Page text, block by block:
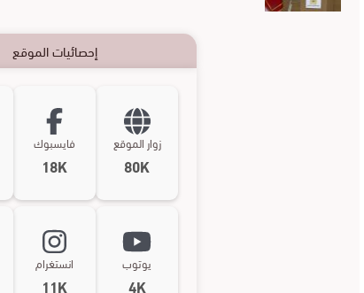
إحصائيات الموقع
زوار الموقع
80K
فايسبوك
18K
يوتوب
4K
انستغرام
11K